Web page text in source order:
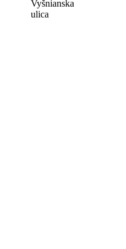
Vyšnianska
ulica